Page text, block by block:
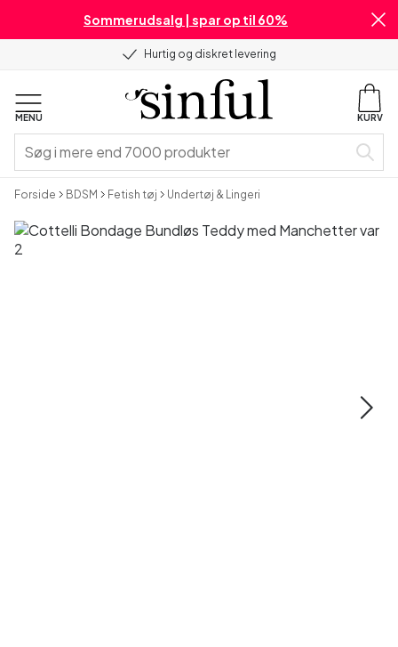
Sommerudsalg | spar op til 60%
Hurtig og diskret levering
MENU KURV
Forside BDSM Fetish tøj Undertøj & Lingeri